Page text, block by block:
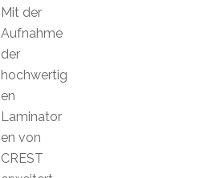
Mit der
Aufnahme
der
hochwertig
en
Laminator
en von
CREST